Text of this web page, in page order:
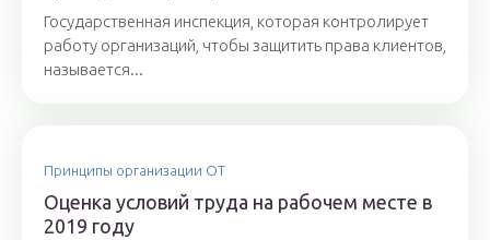
Государственная инспекция, которая контролирует
работу организаций, чтобы защитить права клиентов,
называется...
Принципы организации ОТ
Оценка условий труда на рабочем месте в
2019 году